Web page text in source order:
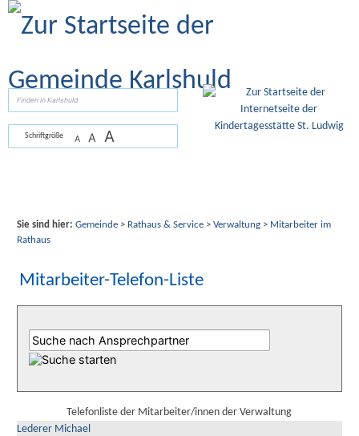
Zum Inhalt
Schriftgröße A A A
Sie sind hier: Gemeinde> Rathaus & Service> Verwaltung> Mitarbeiter im
Rathaus
Mitarbeiter-Telefon-Liste
Telefonliste der Mitarbeiter/innen der Verwaltung
Lederer Michael